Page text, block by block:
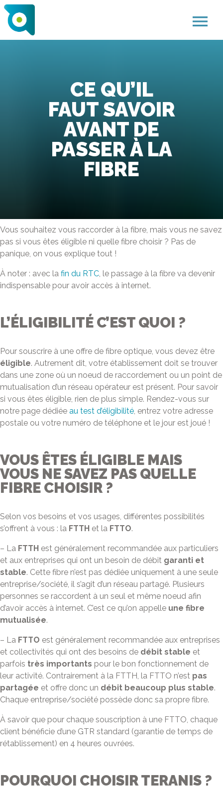
menu
CE QU’IL
FAUT SAVOIR
AVANT DE
PASSER À LA
FIBRE
Vous souhaitez vous raccorder à la fibre, mais vous ne savez
pas si vous êtes éligible ni quelle fibre choisir ? Pas de
panique, on vous explique tout !
À noter : avec la fin du RTC, le passage à la fibre va devenir
indispensable pour avoir accès à internet.
L’ÉLIGIBILITÉ C’EST QUOI ?
Pour souscrire à une offre de fibre optique, vous devez être
éligible. Autrement dit, votre établissement doit se trouver
dans une zone où un noeud de raccordement ou un point de
mutualisation d’un réseau opérateur est présent. Pour savoir
si vous êtes éligible, rien de plus simple. Rendez-vous sur
notre page dédiée au test d’éligibilité, entrez votre adresse
postale ou votre numéro de téléphone et le jour est joué !
VOUS ÊTES ÉLIGIBLE MAIS
VOUS NE SAVEZ PAS QUELLE
FIBRE CHOISIR ?
Selon vos besoins et vos usages, différentes possibilités
s’offrent à vous : la FTTH et la FTTO.
– La FTTH est généralement recommandée aux particuliers
et aux entreprises qui ont un besoin de débit garanti et
stable. Cette fibre n’est pas dédiée uniquement à une seule
entreprise/société, il s’agit d’un réseau partagé. Plusieurs
personnes se raccordent à un seul et même noeud afin
d’avoir accès à internet. C’est ce qu’on appelle une fibre
mutualisée.
– La FTTO est généralement recommandée aux entreprises
et collectivités qui ont des besoins de débit stable et
parfois très importants pour le bon fonctionnement de
leur activité. Contrairement à la FTTH, la FTTO n’est pas
partagée et offre donc un débit beaucoup plus stable.
Chaque entreprise/société possède donc sa propre fibre.
À savoir que pour chaque souscription à une FTTO, chaque
client bénéficie d’une GTR standard (garantie de temps de
rétablissement) en 4 heures ouvrées.
POURQUOI CHOISIR TERANIS ?